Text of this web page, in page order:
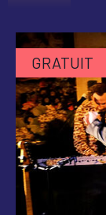
GRATUIT